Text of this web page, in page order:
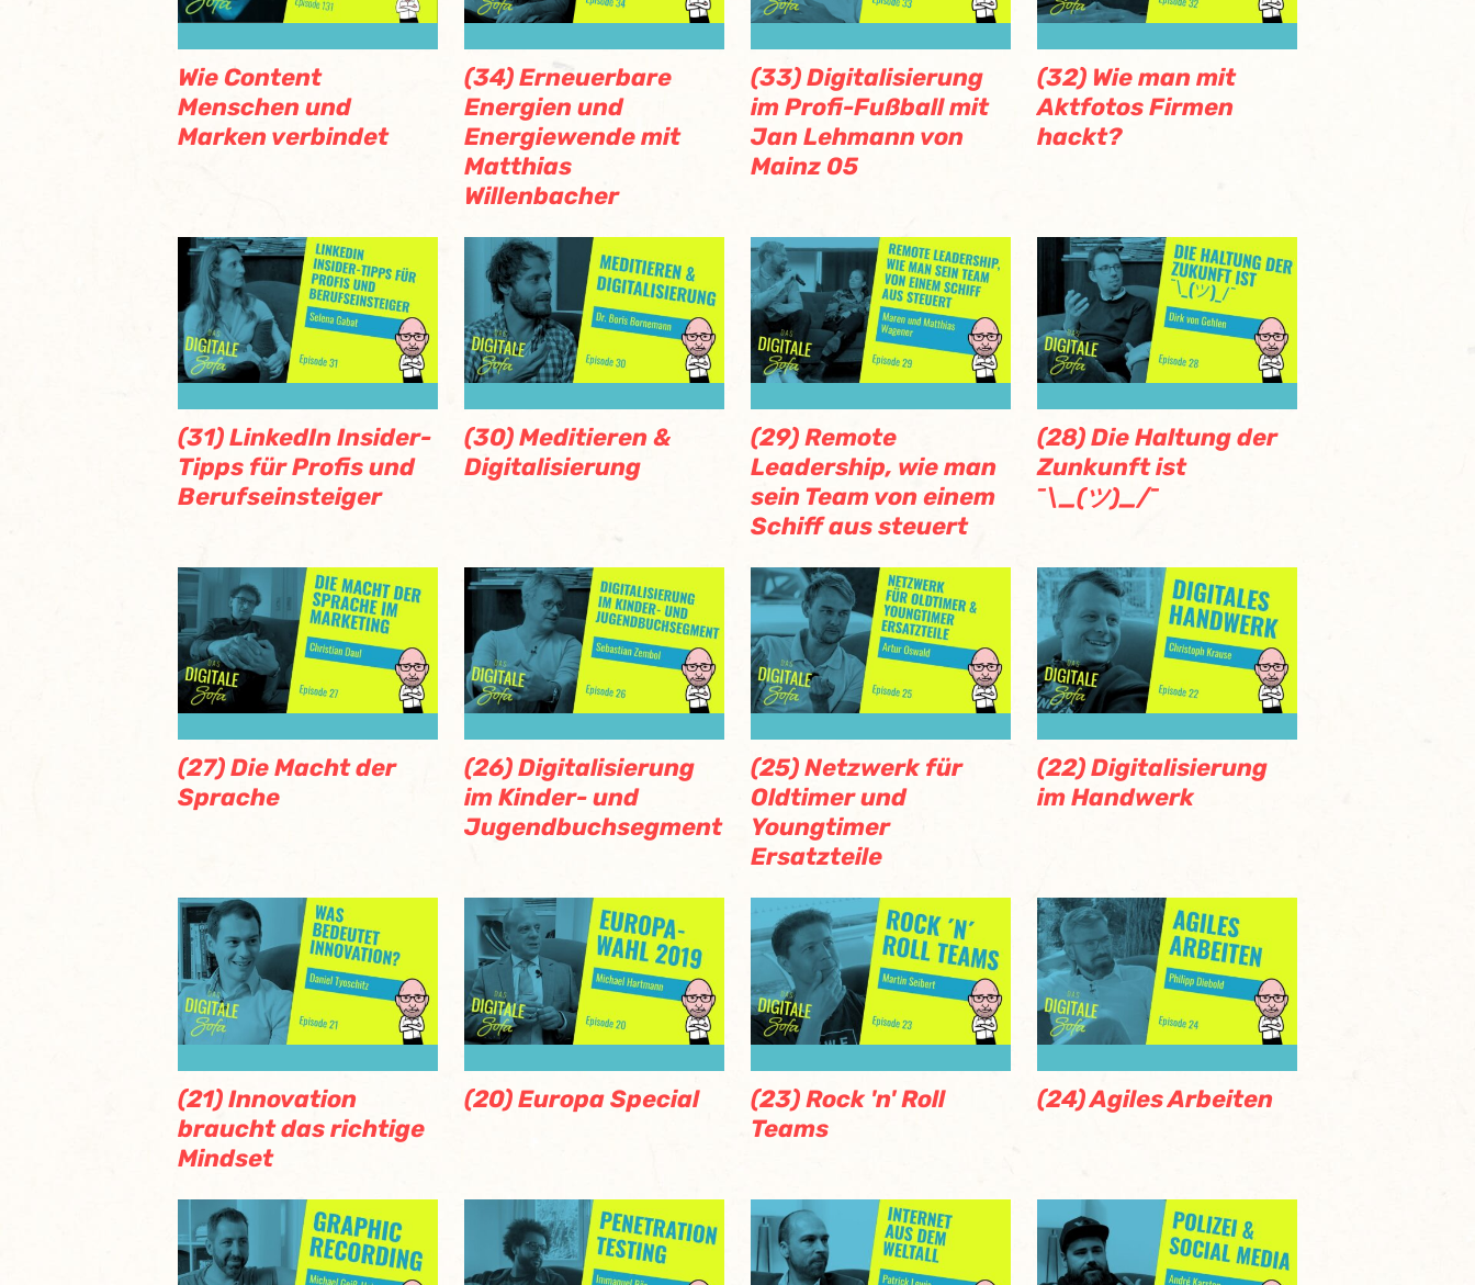
Wie Content
Menschen und
Marken verbindet
(34) Erneuerbare
Energien und
Energiewende mit
Matthias
Willenbacher
(33) Digitalisierung
im Profi-Fußball mit
Jan Lehmann von
Mainz 05
(32) Wie man mit
Aktfotos Firmen
hackt?
(31) LinkedIn Insider-
Tipps für Profis und
Berufseinsteiger
(30) Meditieren &
Digitalisierung
(29) Remote
Leadership, wie man
sein Team von einem
Schiff aus steuert
(28) Die Haltung der
Zunkunft ist
¯\_(ツ)_/¯
(27) Die Macht der
Sprache
(26) Digitalisierung
im Kinder- und
Jugendbuchsegment
(25) Netzwerk für
Oldtimer und
Youngtimer
Ersatzteile
(22) Digitalisierung
im Handwerk
(21) Innovation
braucht das richtige
Mindset
(20) Europa Special
(23) Rock 'n' Roll
Teams
(24) Agiles Arbeiten